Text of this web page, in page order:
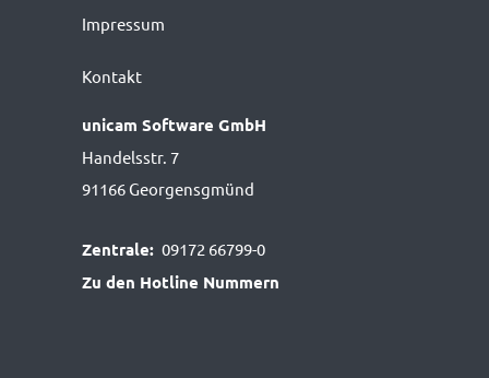
Impressum
Kontakt
unicam Software GmbH
Handelsstr. 7
91166 Georgensgmünd
Zentrale: 09172 66799-0
Zu den Hotline Nummern